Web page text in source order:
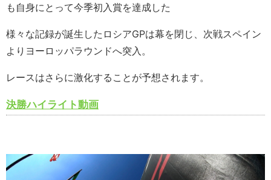
も自身にとって今季初入賞を達成した
様々な記録が誕生したロシアGPは幕を閉じ、次戦スペイン
よりヨーロッパラウンドへ突入。
レースはさらに激化することが予想されます。
決勝ハイライト動画